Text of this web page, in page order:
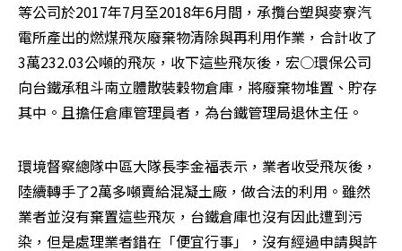
等公司於2017年7月至2018年6月間，承攬台塑與麥寮汽
電所產出的燃煤飛灰廢棄物清除與再利用作業，合計收了
3萬232.03公噸的飛灰，收下這些飛灰後，宏○環保公司
向台鐵承租斗南立體散裝穀物倉庫，將廢棄物堆置、貯存
其中。且擔任倉庫管理員者，為台鐵管理局退休主任。
環境督察總隊中區大隊長李金福表示，業者收受飛灰後，
陸續轉手了2萬多噸賣給混凝土廠，做合法的利用。雖然
業者並沒有棄置這些飛灰，台鐵倉庫也沒有因此遭到污
染，但是處理業者錯在「便宜行事」，沒有經過申請與許